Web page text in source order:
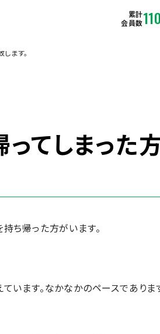
累計
会員数
ます。
てしまった
ち帰った方がいます。
います。なかなかのペースでありま